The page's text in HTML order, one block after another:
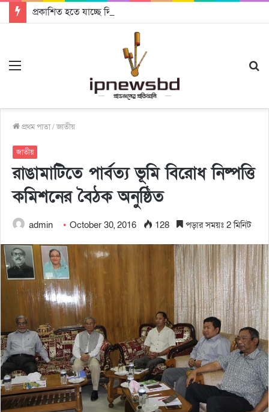
প্রকাশিত হতে যাচ্ছে দি রাবুগার নতুন গান ‘Baljanggi’
প্রথম পাতা/জাতীয়
জাতীয়
রাঙামাটিতে পার্বত্য ভূমি বিরোধ নিষ্পত্তি
কমিশনের বৈঠক অনুষ্ঠিত
admin October 30, 2016 128 পড়ার সময়ঃ 2 মিনিট